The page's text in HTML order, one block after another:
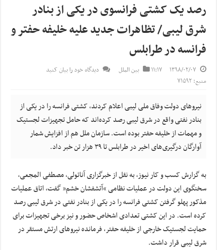
رصد یک کشتی فرانسوی در یکی از بنادر
شرق لیبی/ تظاهرات جدید علیه خلیفه حفتر و
فرانسه در طرابلس
۱۳۹۸/۰۲/۰۷ ۱۱:۱۷ بین الملل
دیدگاه خود را بیان کنید
منبع: ۷۱۵۹۲
نیروهای دولت وفاق ملی لیبی اعلام کردند، کشتی فرانسه را در یکی از
بنادر نفتی واقع در شرق لیبی رصد کرده‌اند که حامل تجهیزات لجستیک
و مهمات از خلیفه حفتر بوده است. سازمان ملل هم از افزایش شمار
آوارگان درگیری‌های اخیر در طرابلس تا ۳۹ هزار تن خبر داد.
به گزارش کسب و کار نیوز، به نقل از خبرگزاری آناتولی، مصطفی المجعی،
سخنگوی این دولت در عملیات نظامی “آتشفشان خشم” گفت، اتاق عملیات
مذکور پهلو گرفتن کشتی فرانسه را در یکی از بنادر نفتی در شرق لیبی رصد
کرده است. در این کشتی تعدادی اشخاص حضور و نیز برخی تجهیزات برای
حمایت لجستیک خارجی از خلیفه حفتر، فرمانده نیروهای ارتش مستقر در
شرق لیبی قرار داشت.